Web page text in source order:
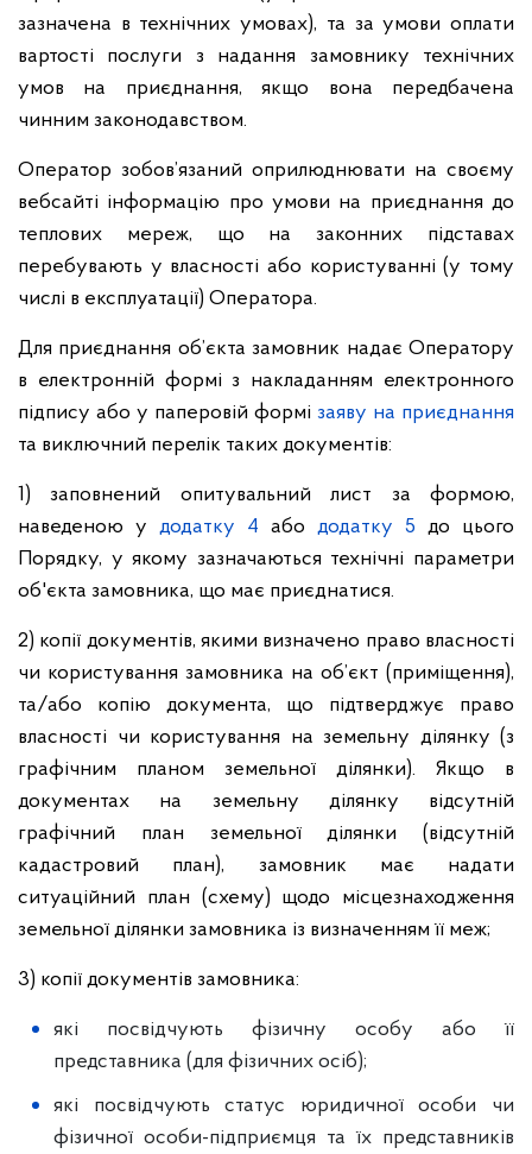
зазначена в технічних умовах), та за умови оплати
вартості послуги з надання замовнику технічних
умов на приєднання, якщо вона передбачена
чинним законодавством.
Оператор зобов’язаний оприлюднювати на своєму
вебсайті інформацію про умови на приєднання до
теплових мереж, що на законних підставах
перебувають у власності або користуванні (у тому
числі в експлуатації) Оператора.
Для приєднання об’єкта замовник надає Оператору
в електронній формі з накладанням електронного
підпису або у паперовій формі заяву на приєднання
та виключний перелік таких документів:
1) заповнений опитувальний лист за формою,
наведеною у додатку 4 або додатку 5 до цього
Порядку, у якому зазначаються технічні параметри
об'єкта замовника, що має приєднатися.
2) копії документів, якими визначено право власності
чи користування замовника на об’єкт (приміщення),
та/або копію документа, що підтверджує право
власності чи користування на земельну ділянку (з
графічним планом земельної ділянки). Якщо в
документах на земельну ділянку відсутній
графічний план земельної ділянки (відсутній
кадастровий план), замовник має надати
ситуаційний план (схему) щодо місцезнаходження
земельної ділянки замовника із визначенням її меж;
3) копії документів замовника:
які посвідчують фізичну особу або її
представника (для фізичних осіб);
які посвідчують статус юридичної особи чи
фізичної особи-підприємця та їх представників